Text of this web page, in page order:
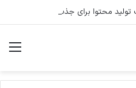
محتوا برای جذب مخاطب